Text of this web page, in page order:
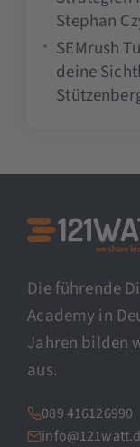
Stephan
SEMrush
deine
Die führende
Academy in
Jahren bilden
aus.
089 416126990